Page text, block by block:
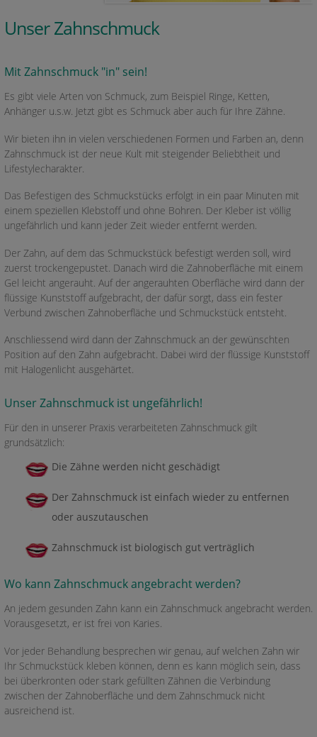
Unser Zahnschmuck
Mit Zahnschmuck "in" sein!
Es gibt viele Arten von Schmuck, zum Beispiel Ringe, Ketten,
Anhänger u.s.w. Jetzt gibt es Schmuck aber auch für Ihre Zähne.
Wir bieten ihn in vielen verschiedenen Formen und Farben an, denn
Zahnschmuck ist der neue Kult mit steigender Beliebtheit und
Lifestylecharakter.
Das Befestigen des Schmuckstücks erfolgt in ein paar Minuten mit
einem speziellen Klebstoff und ohne Bohren. Der Kleber ist völlig
ungefährlich und kann jeder Zeit wieder entfernt werden.
Der Zahn, auf dem das Schmuckstück befestigt werden soll, wird
zuerst trockengepustet. Danach wird die Zahnoberfläche mit einem
Gel leicht angerauht. Auf der angerauhten Oberfläche wird dann der
flüssige Kunststoff aufgebracht, der dafür sorgt, dass ein fester
Verbund zwischen Zahnoberfläche und Schmuckstück entsteht.
Anschliessend wird dann der Zahnschmuck an der gewünschten
Position auf den Zahn aufgebracht. Dabei wird der flüssige Kunststoff
mit Halogenlicht ausgehärtet.
Unser Zahnschmuck ist ungefährlich!
Für den in unserer Praxis verarbeiteten Zahnschmuck gilt
grundsätzlich:
Die Zähne werden nicht geschädigt
Der Zahnschmuck ist einfach wieder zu entfernen
oder auszutauschen
Zahnschmuck ist biologisch gut verträglich
Wo kann Zahnschmuck angebracht werden?
An jedem gesunden Zahn kann ein Zahnschmuck angebracht werden.
Vorausgesetzt, er ist frei von Karies.
Vor jeder Behandlung besprechen wir genau, auf welchen Zahn wir
Ihr Schmuckstück kleben können, denn es kann möglich sein, dass
bei überkronten oder stark gefüllten Zähnen die Verbindung
zwischen der Zahnoberfläche und dem Zahnschmuck nicht
ausreichend ist.